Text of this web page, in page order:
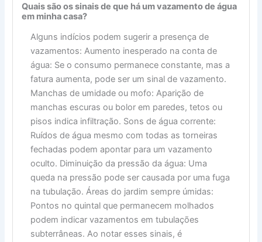
Quais são os sinais de que há um vazamento de água
em minha casa?
Alguns indícios podem sugerir a presença de
vazamentos: Aumento inesperado na conta de
água: Se o consumo permanece constante, mas a
fatura aumenta, pode ser um sinal de vazamento.
Manchas de umidade ou mofo: Aparição de
manchas escuras ou bolor em paredes, tetos ou
pisos indica infiltração. Sons de água corrente:
Ruídos de água mesmo com todas as torneiras
fechadas podem apontar para um vazamento
oculto. Diminuição da pressão da água: Uma
queda na pressão pode ser causada por uma fuga
na tubulação. Áreas do jardim sempre úmidas:
Pontos no quintal que permanecem molhados
podem indicar vazamentos em tubulações
subterrâneas. Ao notar esses sinais, é